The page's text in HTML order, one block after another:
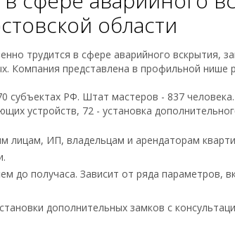
области
трудится в сфере аварийного вскрытия,
Компания представлена в профильной нише
субъектах РФ. Штат мастеров - 837
устройств, 72 - установка
лицам, ИП, владельцам и арендаторам
до получаса. Зависит от ряда параметров,
дополнительных замков с